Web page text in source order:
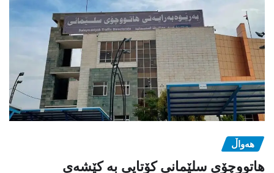
هەواڵ
هاتووچۆی سلێمانی کۆتایی بە کێشەی